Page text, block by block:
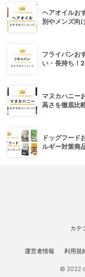
ヘアオイルお
別やメンズ向
フライパンお
い・長持ち！
マヌカハニー
高さを徹底比
ドッグフード
ルギー対策商
カテ
運営者情報 利用規
© 2022